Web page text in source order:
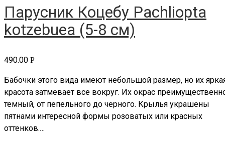
Парусник Коцебу Pachliopta
kotzebuea (5-8 см)
490.00 Р
Бабочки этого вида имеют небольшой размер, но их
красота затмевает все вокруг. Их окрас
темный, от пепельного до черного. Крылья украшены
пятнами интересной формы розоватых или красных
оттенков.…